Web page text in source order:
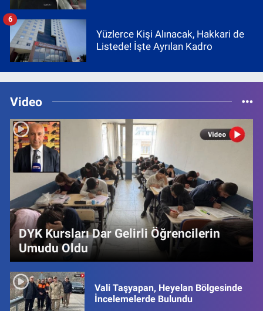
Yüzlerce Kişi Alınacak, Hakkari de
Listede! İşte Ayrılan Kadro
6
Video
DYK Kursları Dar Gelirli Öğrencilerin
Umudu Oldu
Vali Taşyapan, Heyelan Bölgesinde
İncelemelerde Bulundu